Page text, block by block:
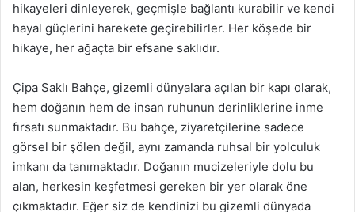
hikayeleri dinleyerek, geçmişle bağlantı kurabilir ve kendi
hayal güçlerini harekete geçirebilirler. Her köşede bir
hikaye, her ağaçta bir efsane saklıdır.
Çipa Saklı Bahçe, gizemli dünyalara açılan bir kapı olarak,
hem doğanın hem de insan ruhunun derinliklerine inme
fırsatı sunmaktadır. Bu bahçe, ziyaretçilerine sadece
görsel bir şölen değil, aynı zamanda ruhsal bir yolculuk
imkanı da tanımaktadır. Doğanın mucizeleriyle dolu bu
alan, herkesin keşfetmesi gereken bir yer olarak öne
çıkmaktadır. Eğer siz de kendinizi bu gizemli dünyada